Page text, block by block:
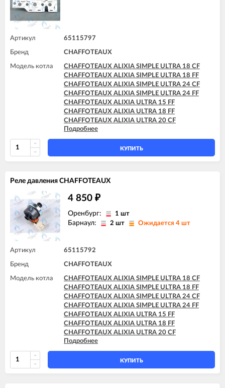
Артикул 65115797
Бренд CHAFFOTEAUX
Модель котла
CHAFFOTEAUX ALIXIA SIMPLE ULTRA 18 CF
CHAFFOTEAUX ALIXIA SIMPLE ULTRA 18 FF
CHAFFOTEAUX ALIXIA SIMPLE ULTRA 24 CF
CHAFFOTEAUX ALIXIA SIMPLE ULTRA 24 FF
CHAFFOTEAUX ALIXIA ULTRA 15 FF
CHAFFOTEAUX ALIXIA ULTRA 18 FF
CHAFFOTEAUX ALIXIA ULTRA 20 CF
CHAFFOTEAUX ALIXIA ULTRA 20 FF
CHAFFOTEAUX ALIXIA ULTRA 24 CF
CHAFFOTEAUX ALIXIA ULTRA 24 FF
CHAFFOTEAUX INOA ULTRA 24 FF
CHAFFOTEAUX PIGMA ULTRA 30 CF
CHAFFOTEAUX PIGMA ULTRA 30 FF
CHAFFOTEAUX PIGMA ULTRA 35 FF
CHAFFOTEAUX PIGMA ULTRA SYSTEM 25 CF
CHAFFOTEAUX PIGMA ULTRA SYSTEM 25 FF
CHAFFOTEAUX PIGMA ULTRA SYSTEM 30 FF
Подробнее
КУПИТЬ
Реле давления CHAFFOTEAUX
4 850 ₽
Оренбург: 1 шт
Барнаул: 2 шт Ожидается 4 шт
Артикул 65115792
Бренд CHAFFOTEAUX
Модель котла
CHAFFOTEAUX ALIXIA SIMPLE ULTRA 18 CF
CHAFFOTEAUX ALIXIA SIMPLE ULTRA 18 FF
CHAFFOTEAUX ALIXIA SIMPLE ULTRA 24 CF
CHAFFOTEAUX ALIXIA SIMPLE ULTRA 24 FF
CHAFFOTEAUX ALIXIA ULTRA 15 FF
CHAFFOTEAUX ALIXIA ULTRA 18 FF
CHAFFOTEAUX ALIXIA ULTRA 20 CF
CHAFFOTEAUX ALIXIA ULTRA 20 FF
CHAFFOTEAUX ALIXIA ULTRA 24 CF
CHAFFOTEAUX ALIXIA ULTRA 24 FF
CHAFFOTEAUX INOA ULTRA 24 FF
Подробнее
КУПИТЬ